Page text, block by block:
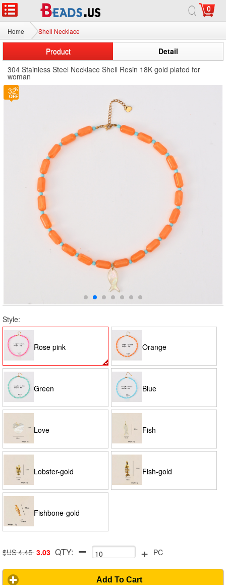
0
Home Shell Necklace
Product
Detail
304 Stainless Steel Necklace Shell Resin 18K gold plated for
woman
32
Style:
Rose pink Orange
Green Blue
Love Fish
Lobster-gold Fish-gold
Fishbone-gold
$US 4.45 3.03 QTY: + PC
Add To Cart